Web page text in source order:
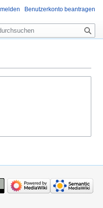
Benutzerkonto beantragen